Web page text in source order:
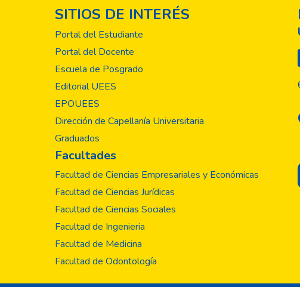
SITIOS DE INTERÉS
Portal del Estudiante
Portal del Docente
Escuela de Posgrado
Editorial UEES
EPOUEES
Dirección de Capellanía Universitaria
Graduados
Facultades
Facultad de Ciencias Empresariales y Económicas
Facultad de Ciencias Jurídicas
Facultad de Ciencias Sociales
Facultad de Ingenieria
Facultad de Medicina
Facultad de Odontología